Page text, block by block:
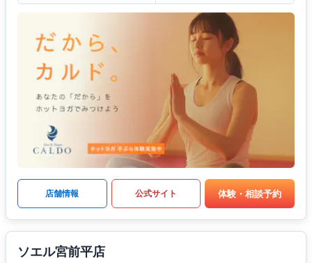
店舗情報 公式サイト 体験・相談予約
ソエル宮前平店